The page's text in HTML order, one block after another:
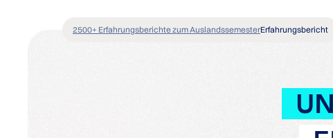
2500+ Erfahrungsberichte zum AuslandssemesterErfahrungsbericht